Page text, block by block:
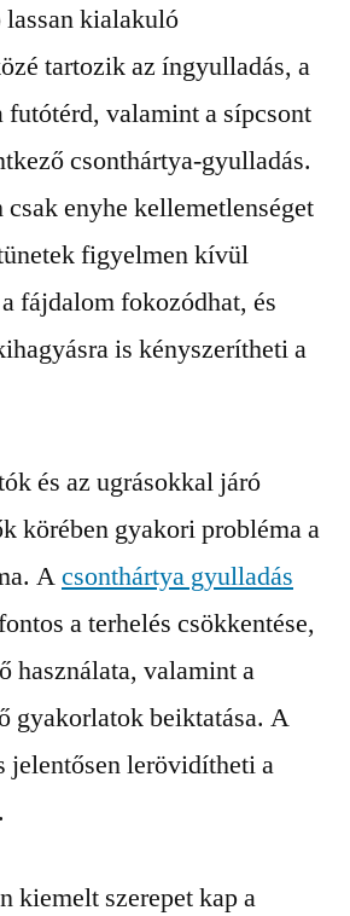
kialakuló
tartozik az íngyulladás, a
valamint a sípcsont
csonthártya-gyulladás.
csak enyhe kellemetlenséget
figyelmen kívül
fájdalom fokozódhat, és
is kényszerítheti a
és az ugrásokkal járó
körében gyakori probléma a
Acsonthártya gyulladás
a terhelés csökkentése,
használata, valamint a
gyakorlatok beiktatása. A
jelentősen lerövidítheti a
kiemelt szerepet kap a